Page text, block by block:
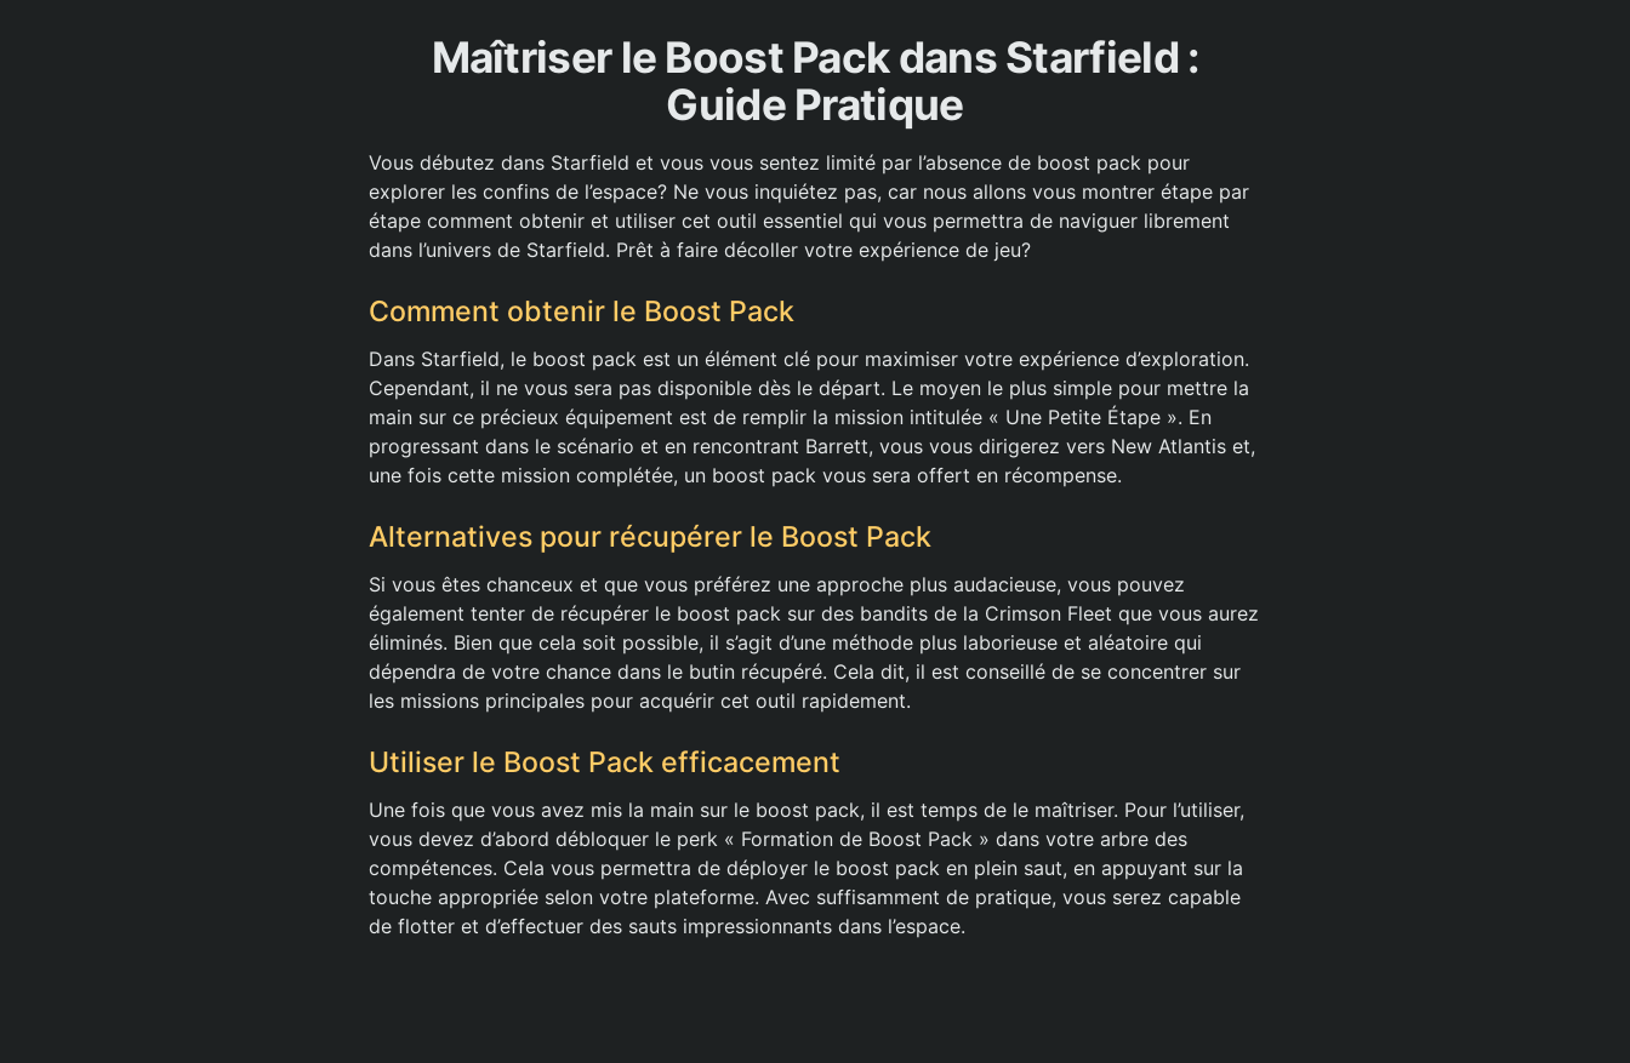
Maîtriser le Boost Pack dans Starfield :
Guide Pratique
Vous débutez dans Starfield et vous vous sentez limité par l’absence de boost pack pour
explorer les confins de l’espace? Ne vous inquiétez pas, car nous allons vous montrer étape par
étape comment obtenir et utiliser cet outil essentiel qui vous permettra de naviguer librement
dans l’univers de Starfield. Prêt à faire décoller votre expérience de jeu?
Comment obtenir le Boost Pack
Dans Starfield, le boost pack est un élément clé pour maximiser votre expérience d’exploration.
Cependant, il ne vous sera pas disponible dès le départ. Le moyen le plus simple pour mettre la
main sur ce précieux équipement est de remplir la mission intitulée « Une Petite Étape ». En
progressant dans le scénario et en rencontrant Barrett, vous vous dirigerez vers New Atlantis et,
une fois cette mission complétée, un boost pack vous sera offert en récompense.
Alternatives pour récupérer le Boost Pack
Si vous êtes chanceux et que vous préférez une approche plus audacieuse, vous pouvez
également tenter de récupérer le boost pack sur des bandits de la Crimson Fleet que vous aurez
éliminés. Bien que cela soit possible, il s’agit d’une méthode plus laborieuse et aléatoire qui
dépendra de votre chance dans le butin récupéré. Cela dit, il est conseillé de se concentrer sur
les missions principales pour acquérir cet outil rapidement.
Utiliser le Boost Pack efficacement
Une fois que vous avez mis la main sur le boost pack, il est temps de le maîtriser. Pour l’utiliser,
vous devez d’abord débloquer le perk « Formation de Boost Pack » dans votre arbre des
compétences. Cela vous permettra de déployer le boost pack en plein saut, en appuyant sur la
touche appropriée selon votre plateforme. Avec suffisamment de pratique, vous serez capable
de flotter et d’effectuer des sauts impressionnants dans l’espace.